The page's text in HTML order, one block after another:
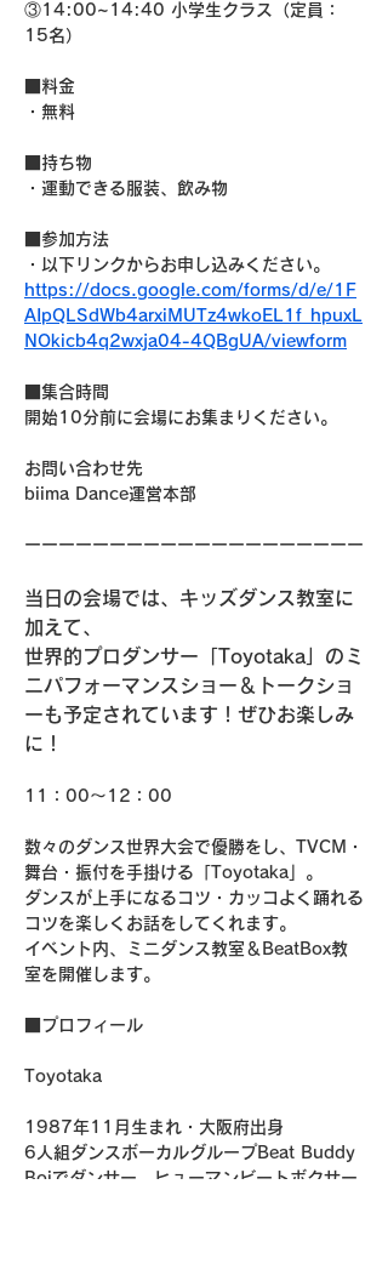
③14:00~14:40 小学生クラス（定員：
15名）
■料金
・無料
■持ち物
・運動できる服装、飲み物
■参加方法
・以下リンクからお申し込みください。
https://docs.google.com/forms/d/e/1F
AIpQLSdWb4arxiMUTz4wkoEL1f_hpuxL
NOkicb4q2wxja04-4QBgUA/viewform
■集合時間
開始10分前に会場にお集まりください。
お問い合わせ先
biima Dance運営本部
ーーーーーーーーーーーーーーーーーーーー
当日の会場では、キッズダンス教室に
加えて、
世界的プロダンサー「Toyotaka」のミ
ニパフォーマンスショー＆トークショ
ーも予定されています！ぜひお楽しみ
に！
11：00～12：00
数々のダンス世界大会で優勝をし、TVCM・
舞台・振付を手掛ける「Toyotaka」。
ダンスが上手になるコツ・カッコよく踊れる
コツを楽しくお話をしてくれます。
イベント内、ミニダンス教室＆BeatBox教
室を開催します。
■プロフィール
Toyotaka
1987年11月生まれ・大阪府出身
6人組ダンスボーカルグループBeat Buddy
Boiでダンサー、ヒューマンビートボクサー